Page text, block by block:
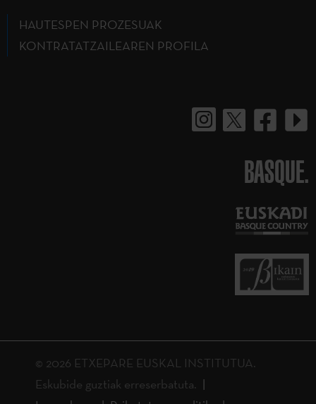
HAUTESPEN PROZESUAK
KONTRATATZAILEAREN PROFILA
BASQUE.
© 2026 ETXEPARE EUSKAL INSTITUTUA.
Eskubide guztiak erreserbatuta.